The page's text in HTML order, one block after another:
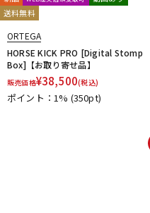
DJ機器
送料無料
ORTEGA
HORSE KICK PRO [Digital Stomp
Box]【お取り寄せ品】
販売価格¥38,500(税込)
ポイント：1% (350pt)